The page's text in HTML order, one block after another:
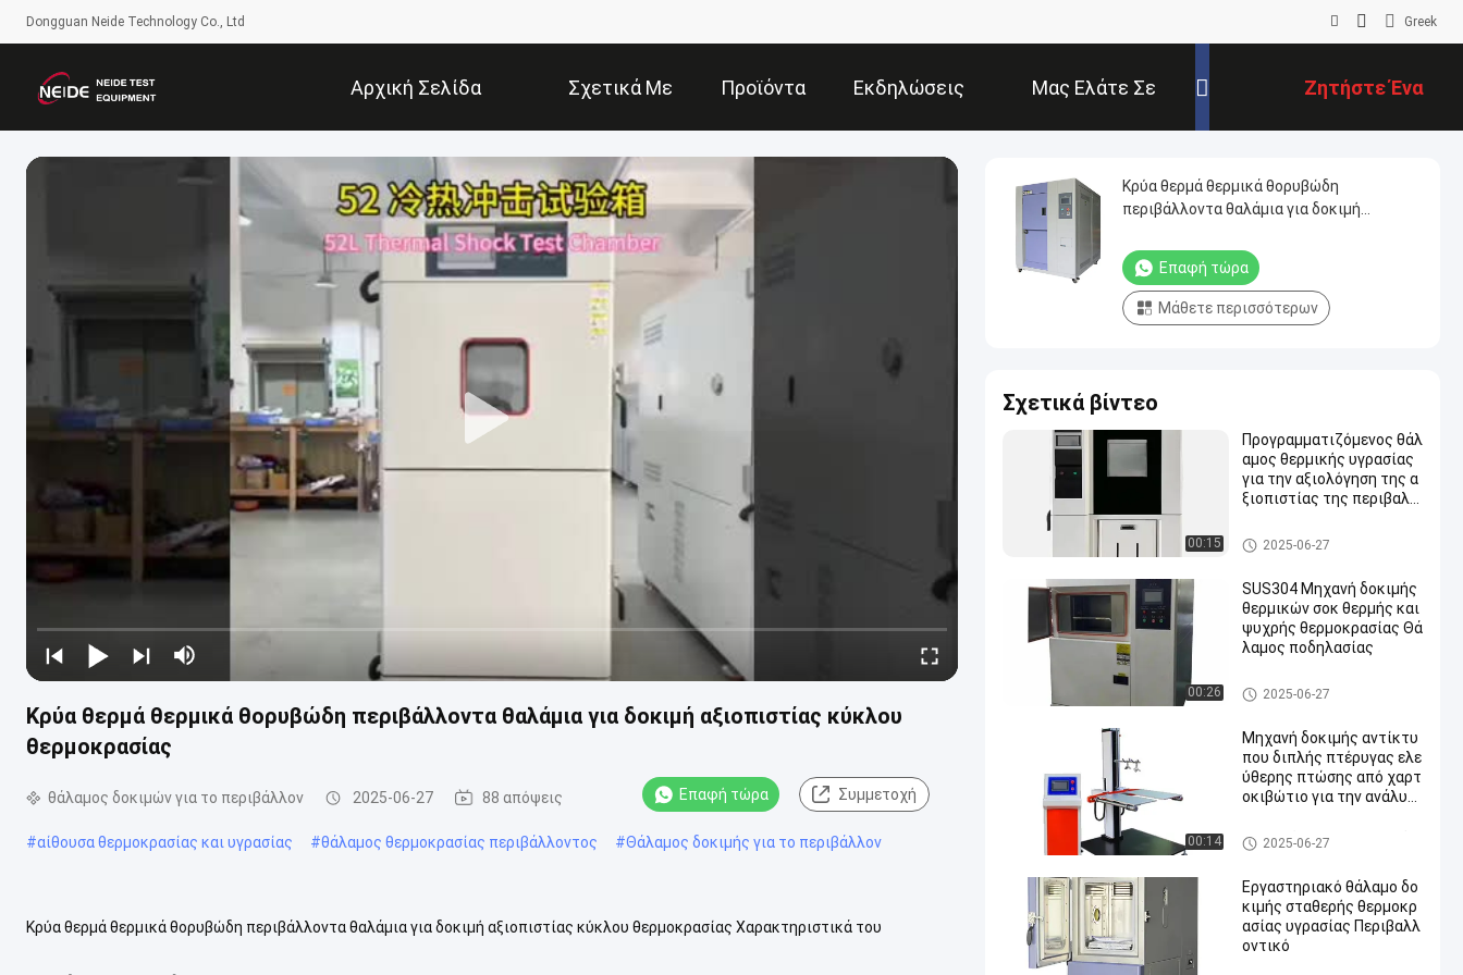
Dongguan Neide Technology Co., Ltd Greek
Αρχική Σελίδα Σχετικά Με
Εμάς
Προϊόντα Εκδηλώσεις Μας Ελάτε Σε
Επαφή Με
Ζητήστε Ένα
Απόσπασμα
Κρύα θερμά θερμικά θορυβώδη περιβάλλοντα θαλάμια για δοκιμή αξιοπιστίας κύκλου
θερμοκρασίας
θάλαμος δοκιμών για το περιβάλλον 2025-06-27 88 απόψεις Επαφή τώρα Συμμετοχή
#αίθουσα θερμοκρασίας και υγρασίας #θάλαμος θερμοκρασίας περιβάλλοντος #Θάλαμος δοκιμής για το περιβάλλον
Κρύα θερμά θερμικά θορυβώδη περιβάλλοντα θαλάμια για δοκιμή αξιοπιστίας κύκλου θερμοκρασίας Χαρακτηριστικά του
Κρύα θερμά θερμικά θορυβώδη
περιβάλλοντα θαλάμια για δοκιμή
Επαφή τώρα
Μάθετε περισσότερων
Σχετικά βίντεο
00:15
Προγραμματιζόμενος θάλ
αμος θερμικής υγρασίας
για την αξιολόγηση της α
ξιοπιστίας της περιβαλλ
Temperature Humidity Test C
hamber
2025-06-27
00:26
SUS304 Μηχανή δοκιμής
θερμικών σοκ θερμής και
ψυχρής θερμοκρασίας Θά
λαμος ποδηλασίας
Thermal Shock Test Chamber
2025-06-27
00:14
Μηχανή δοκιμής αντίκτυ
που διπλής πτέρυγας ελε
ύθερης πτώσης από χαρτ
οκιβώτιο για την ανάλυσ
Συσκευάζοντας εξοπλισμός
δοκιμής
2025-06-27
Εργαστηριακό θάλαμο δο
κιμής σταθερής θερμοκρ
ασίας υγρασίας Περιβαλλ
οντικό